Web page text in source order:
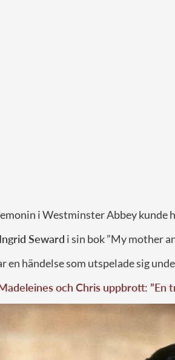
i Westminster Abbey kunde
Ingrid Seward i sin bok ”My mother
en händelse som utspelade sig
och Chris uppbrott: ”En